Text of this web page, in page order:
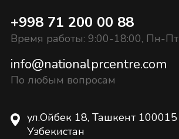
+998 71 200 00 88
Время работы: 9:00-18:00, Пн-Пт
info@nationalprcentre.com
По любым вопросам
ул.Ойбек 18, Ташкент 100015
Узбекистан